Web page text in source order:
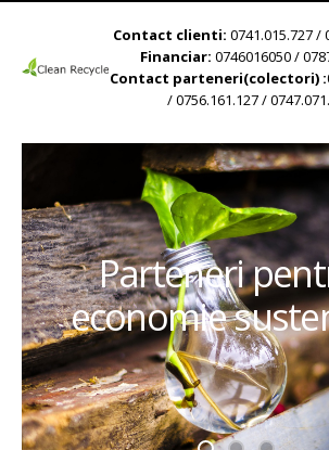
Contact clienti: 0741.015.727 /
Financiar: 0746016050 /
Contact parteneri(colectori) :
/ 0756.161.127 /
Parteneri
economie